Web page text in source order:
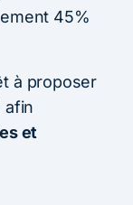
45%
à proposer
afin
et